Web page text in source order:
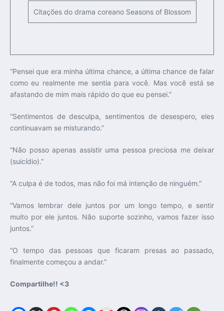
Citações do drama coreano Seasons of Blossom
“Pensei que era minha última chance, a última chance de falar
como eu realmente me sentia para você. Mas você está se
afastando de mim mais rápido do que eu pensei.”
“Sentimentos de desculpa, sentimentos de desespero, eles
continuavam se misturando.”
“Não posso apenas assistir uma pessoa preciosa me deixar
(suicídio).”
“A culpa é de todos, mas não foi má intenção de ninguém.”
“Vamos lembrar dele juntos por um longo tempo, e sentir
muito por ele juntos. Não suporte sozinho, vamos fazer isso
juntos.”
“O tempo das pessoas que ficaram presas ao passado,
finalmente começou a andar.”
Compartilhe!! <3